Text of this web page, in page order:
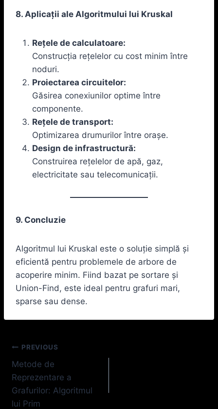
8. Aplicații ale Algoritmului lui Kruskal
Rețele de calculatoare:
Construcția rețelelor cu cost minim între
noduri.
Proiectarea circuitelor:
Găsirea conexiunilor optime între
componente.
Rețele de transport:
Optimizarea drumurilor între orașe.
Design de infrastructură:
Construirea rețelelor de apă, gaz,
electricitate sau telecomunicații.
9. Concluzie
Algoritmul lui Kruskal este o soluție simplă și
eficientă pentru problemele de arbore de
acoperire minim. Fiind bazat pe sortare și
Union-Find, este ideal pentru grafuri mari,
sparse sau dense.
Navigare
în
articole
PREVIOUS
Metode de
Reprezentare a
Grafurilor: Algoritmul
lui Prim